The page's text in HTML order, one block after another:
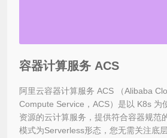
容器计算服务 ACS
阿里云容器计算服务 ACS （Alibaba
Compute Service，ACS）是以 K8s 为
资源的云计算服务，提供符合容器规范
模式为Serverless形态，您无需关注底